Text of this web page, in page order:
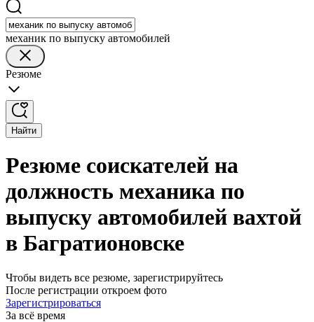
механик по выпуску автомобилей
Резюме
Найти
Резюме соискателей на
должность механика по
выпуску автомобилей вахтой
в Багратионовске
Чтобы видеть все резюме, зарегистрируйтесь
После регистрации откроем фото
Зарегистрироваться
За всё время